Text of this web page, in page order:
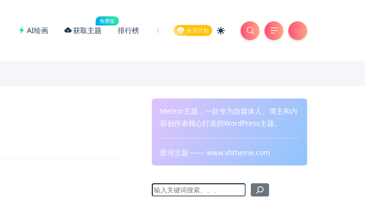
AI绘画 获取主题
免费版
排行榜 会员计划
Meteor主题，一款专为自媒体人、博主和内
容创作者精心打造的WordPress主题。
星河主题 —— www.xhtheme.com